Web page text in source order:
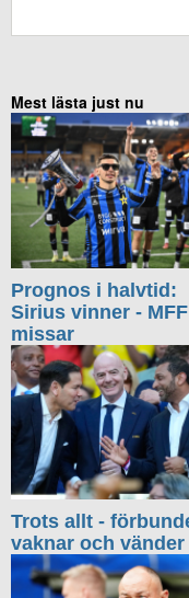
Mest lästa just nu
Prognos i halvtid:
Sirius vinner - MFF
missar
Trots allt -
vaknar och vänder